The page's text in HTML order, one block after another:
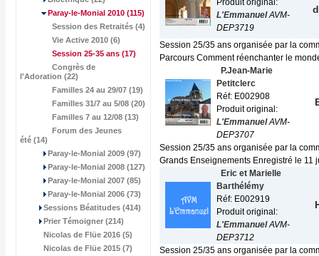
Paray-le-Monial 2010 (115)
Session des Retraités (4)
Vie Active 2010 (6)
Session 25-35 ans (17)
Congrès de
l'Adoration (22)
Familles 24 au 29/07 (19)
Familles 31/7 au 5/08 (20)
Familles 7 au 12/08 (13)
Forum des Jeunes
été (14)
Paray-le-Monial 2009 (97)
Paray-le-Monial 2008 (127)
Paray-le-Monial 2007 (85)
Paray-le-Monial 2006 (73)
Sessions Béatitudes (414)
Prier Témoigner (214)
Nicolas de Flüe 2016 (5)
Nicolas de Flüe 2015 (7)
Produit original:
L'EmmanuelAVM-
DEP3719
Session 25/35 ans organisée par la
Parcours Comment réenchanter le
P.Jean-Marie
Petitclerc
Réf: E002908
Produit original:
L'EmmanuelAVM-
DEP3707
Session 25/35 ans organisée par la
Grands Enseignements Enregistré le 11
Eric et Marielle
Barthélémy
Réf: E002919
Produit original:
L'EmmanuelAVM-
DEP3712
Session 25/35 ans organisée par la